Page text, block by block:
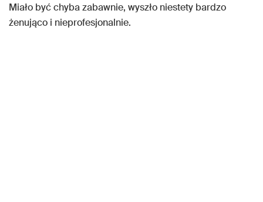
Miało być chyba zabawnie, wyszło niestety bardzo
żenująco i nieprofesjonalnie.